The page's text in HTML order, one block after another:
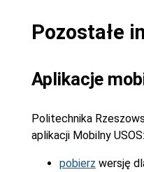
Pozostałe
Aplikacje
Politechnika
aplikacji Mobilny USOS:
pobierz wersję